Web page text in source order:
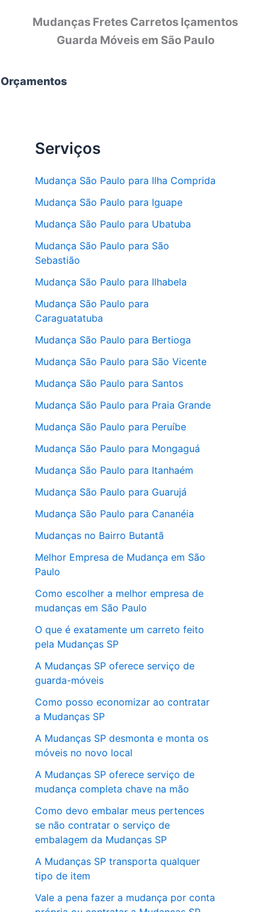
Mudanças Fretes Carretos Içamentos
Guarda Móveis em São Paulo
Orçamentos
Serviços
Mudança São Paulo para Ilha Comprida
Mudança São Paulo para Iguape
Mudança São Paulo para Ubatuba
Mudança São Paulo para São
Sebastião
Mudança São Paulo para Ilhabela
Mudança São Paulo para
Caraguatatuba
Mudança São Paulo para Bertioga
Mudança São Paulo para São Vicente
Mudança São Paulo para Santos
Mudança São Paulo para Praia Grande
Mudança São Paulo para Peruíbe
Mudança São Paulo para Mongaguá
Mudança São Paulo para Itanhaém
Mudança São Paulo para Guarujá
Mudança São Paulo para Cananéia
Mudanças no Bairro Butantã
Melhor Empresa de Mudança em São
Paulo
Como escolher a melhor empresa de
mudanças em São Paulo
O que é exatamente um carreto feito
pela Mudanças SP
A Mudanças SP oferece serviço de
guarda-móveis
Como posso economizar ao contratar
a Mudanças SP
A Mudanças SP desmonta e monta os
móveis no novo local
A Mudanças SP oferece serviço de
mudança completa chave na mão
Como devo embalar meus pertences
se não contratar o serviço de
embalagem da Mudanças SP
A Mudanças SP transporta qualquer
tipo de item
Vale a pena fazer a mudança por conta